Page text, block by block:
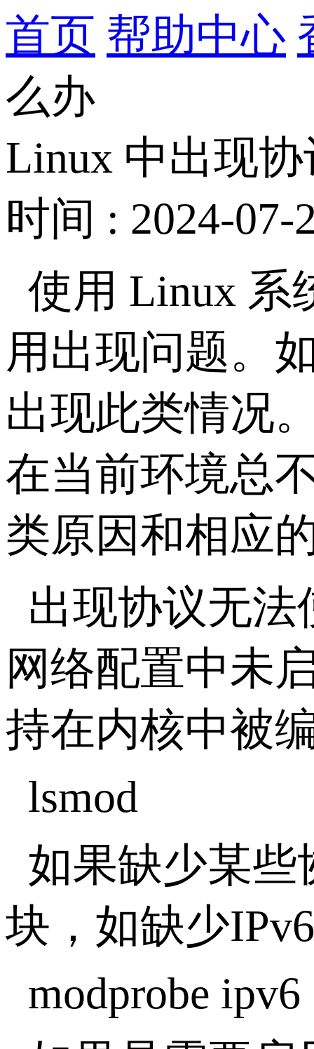
首页 帮助中心
么办
Linux 中出现
时间 : 2024-07-
使用 Linux 系
用出现问题。
出现此类情况
在当前环境总
类原因和相应
出现协议无
网络配置中未
持在内核中被
lsmod
如果缺少某些
块，如缺少
modprobe ipv6